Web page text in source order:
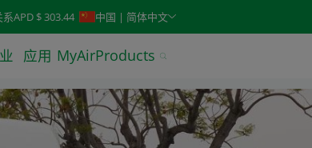
search is also available.
系APD $ 303.44 中国 | 简体中文
应用 MyAirProducts